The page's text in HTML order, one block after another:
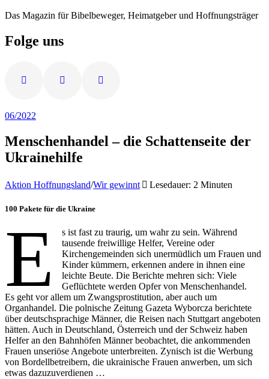
Das Magazin für Bibelbeweger, Heimatgeber und Hoffnungsträger
Folge uns
06/2022
Menschenhandel – die Schattenseite der
Ukrainehilfe
Aktion Hoffnungsland/Wir gewinnt Lesedauer: 2 Minuten
100 Pakete für die Ukraine
E
s ist fast zu traurig, um wahr zu sein. Während
tausende freiwillige Helfer, Vereine oder
Kirchengemeinden sich unermüdlich um Frauen und
Kinder kümmern, erkennen andere in ihnen eine
leichte Beute. Die Berichte mehren sich: Viele
Geflüchtete werden Opfer von Menschenhandel.
Es geht vor allem um Zwangsprostitution, aber auch um
Organhandel. Die polnische Zeitung Gazeta Wyborcza berichtete
über deutschsprachige Männer, die Reisen nach Stuttgart angeboten
hätten. Auch in Deutschland, Österreich und der Schweiz haben
Helfer an den Bahnhöfen Männer beobachtet, die ankommenden
Frauen unseriöse Angebote unterbreiten. Zynisch ist die Werbung
von Bordellbetreibern, die ukrainische Frauen anwerben, um sich
etwas dazuzuverdienen …